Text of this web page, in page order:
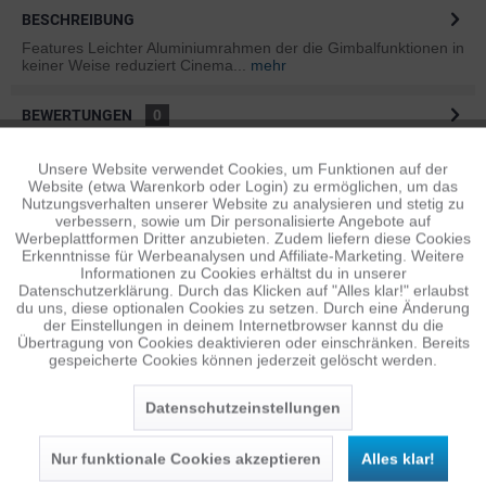
BESCHREIBUNG
Features Leichter Aluminiumrahmen der die Gimbalfunktionen in
keiner Weise reduziert Cinema...
mehr
BEWERTUNGEN
0
ÄHNLICHE ARTIKEL
Diese Artikel sind dem Produkt ähnlich ...mehr
Persönliche Empfehlungen
Funktionale Aktiv
Tracking Inaktiv
Personalisierung Inaktiv
Service Inaktiv
Unsere Website verwendet Cookies, um Funktionen auf der
Website (etwa Warenkorb oder Login) zu ermöglichen, um das
Nutzungsverhalten unserer Website zu analysieren und stetig zu
verbessern, sowie um Dir personalisierte Angebote auf
Werbeplattformen Dritter anzubieten. Zudem liefern diese Cookies
Erkenntnisse für Werbeanalysen und Affiliate-Marketing. Weitere
Informationen zu Cookies erhältst du in unserer
Datenschutzerklärung. Durch das Klicken auf "Alles klar!" erlaubst
du uns, diese optionalen Cookies zu setzen. Durch eine Änderung
der Einstellungen in deinem Internetbrowser kannst du die
Übertragung von Cookies deaktivieren oder einschränken. Bereits
gespeicherte Cookies können jederzeit gelöscht werden.
Datenschutzeinstellungen
Nur funktionale Cookies akzeptieren Alles klar!